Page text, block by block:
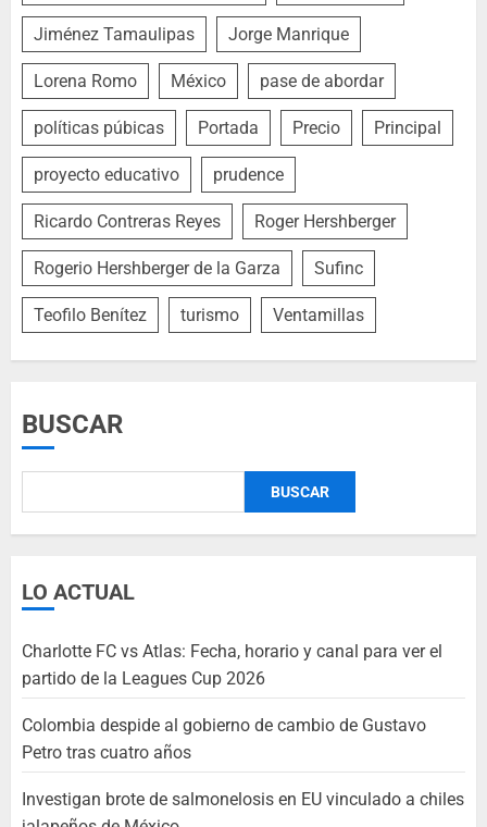
Jiménez Tamaulipas Jorge Manrique
Lorena Romo México pase de abordar
políticas púbicas Portada Precio Principal
proyecto educativo prudence
Ricardo Contreras Reyes Roger Hershberger
Rogerio Hershberger de la Garza Sufinc
Teofilo Benítez turismo Ventamillas
BUSCAR
BUSCAR
LO ACTUAL
Charlotte FC vs Atlas: Fecha, horario y canal para ver el
partido de la Leagues Cup 2026
Colombia despide al gobierno de cambio de Gustavo
Petro tras cuatro años
Investigan brote de salmonelosis en EU vinculado a chiles